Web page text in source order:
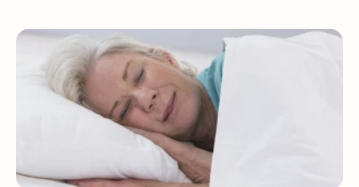
Важность сна для счастья в пожилом возрасте